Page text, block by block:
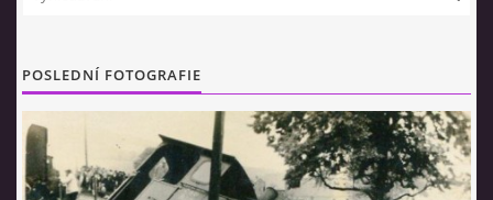
POSLEDNÍ FOTOGRAFIE